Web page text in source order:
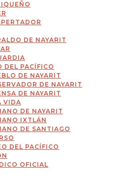
DE NAYARIT
DEL PACÍFICO
DE NAYARIT
DE NAYARIT
DE NAYARIT
VIDA
DE NAYARIT
IXTLÁN
DE SANTIAGO
DEL PACÍFICO
OFICIAL